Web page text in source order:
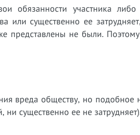
обязанности участника
или существенно ее
представлены не были.
вреда обществу, но подобное
существенно ее не